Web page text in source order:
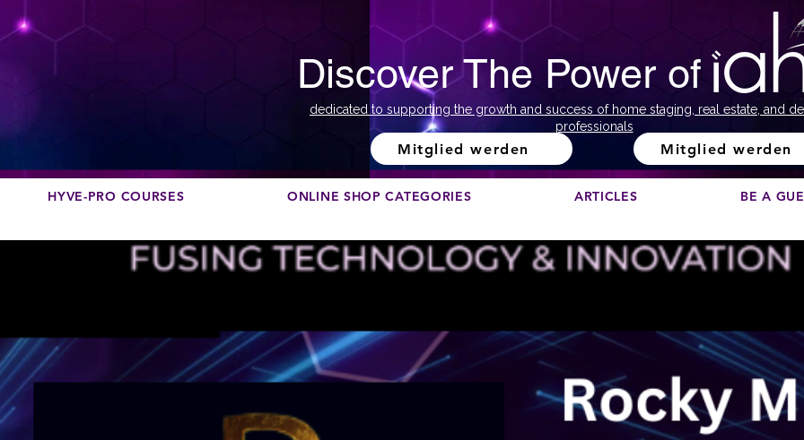
Discover The Power of
dedicated to supporting the growth and success of home staging, real estate, and
professionals
Mitglied werden Mitglied werden
HYVE-PRO COURSES ONLINE SHOP CATEGORIES ARTICLES BE A